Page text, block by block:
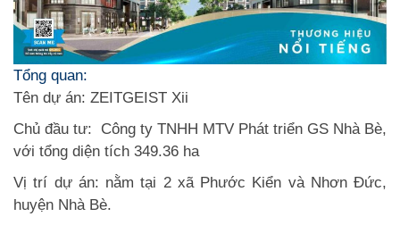
Tổng quan:
Tên dự án: ZEITGEIST Xii
Chủ đầu tư: Công ty TNHH MTV Phát triển GS Nhà Bè,
với tổng diện tích 349.36 ha
Vị trí dự án: nằm tại 2 xã Phước Kiển và Nhơn Đức,
huyện Nhà Bè.